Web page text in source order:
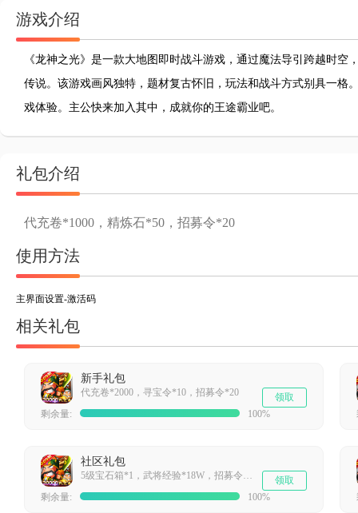
游戏介绍
《龙神之光》是一款大地图即时战斗游戏，通过魔法导引跨越时
传说。该游戏画风独特，题材复古怀旧，玩法和战斗方式别具一格
戏体验。主公快来加入其中，成就你的王途霸业吧。
礼包介绍
代充卷*1000，精炼石*50，招募令*20
使用方法
主界面设置-激活码
相关礼包
新手礼包
代充卷*2000，寻宝令*10，招募令*20
剩余量:
100%
领取
社区礼包
5级宝石箱*1，武将经验*18W，招募令*20
剩余量:
100%
领取